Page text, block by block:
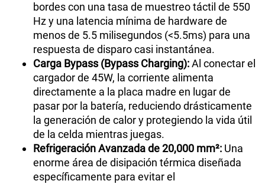
bordes con una tasa de muestreo táctil de 550
Hz y una latencia mínima de hardware de
menos de 5.5 milisegundos (<5.5ms) para una
respuesta de disparo casi instantánea.
Carga Bypass (Bypass Charging):Al conectar el
cargador de 45W, la corriente alimenta
directamente a la placa madre en lugar de
pasar por la batería, reduciendo drásticamente
la generación de calor y protegiendo la vida útil
de la celda mientras juegas.
Refrigeración Avanzada de 20,000 mm²: Una
enorme área de disipación térmica diseñada
específicamente para evitar el